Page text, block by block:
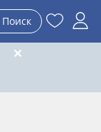
Поиск